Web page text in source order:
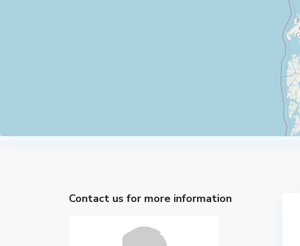
Contact us for more information